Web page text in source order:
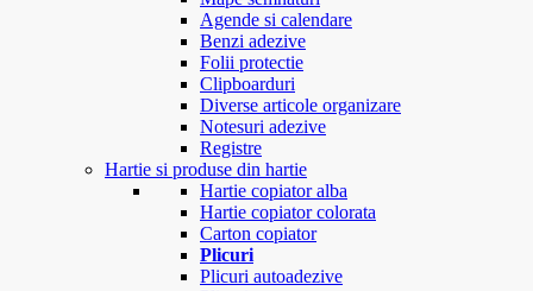
Agende si calendare
Benzi adezive
Folii protectie
Clipboarduri
Diverse articole organizare
Notesuri adezive
Registre
Hartie si produse din hartie
Hartie copiator alba
Hartie copiator colorata
Carton copiator
Plicuri
Plicuri autoadezive